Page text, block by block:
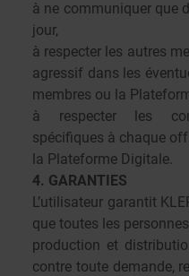
à ne communiquer que
jour,
à respecter les autres
agressif dans les
membres ou la
à respecter les
spécifiques à chaque
la Plateforme Digitale.
4. GARANTIES
L’utilisateur garantit
que toutes les
production et
contre toute demande,